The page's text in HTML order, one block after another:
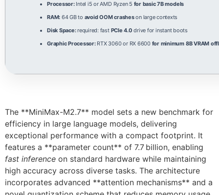
Processor:Intel i5 or AMD Ryzen 5 for basic 7B models
RAM: 64 GB to avoid OOM crasheson large contexts
Disk Space:required: fast PCIe 4.0 drive for instant boots
Graphic Processor:RTX 3060 or RX 6600 for minimum 8B VRAM
The **MiniMax-M2.7** model sets a new benchmark for
efficiency in large language models, delivering
exceptional performance with a compact footprint. It
features a **parameter count** of 7.7 billion, enabling
fast inference on standard hardware while maintaining
high accuracy across diverse tasks. The architecture
incorporates advanced **attention mechanisms** and a